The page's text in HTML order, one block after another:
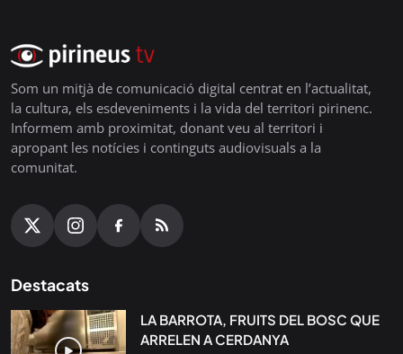
Som un mitjà de comunicació digital centrat en l’actualitat,
la cultura, els esdeveniments i la vida del territori pirinenc.
Informem amb proximitat, donant veu al territori i
apropant les notícies i continguts audiovisuals a la
comunitat.
Destacats
LA BARROTA, FRUITS DEL BOSC QUE
ARRELEN A CERDANYA